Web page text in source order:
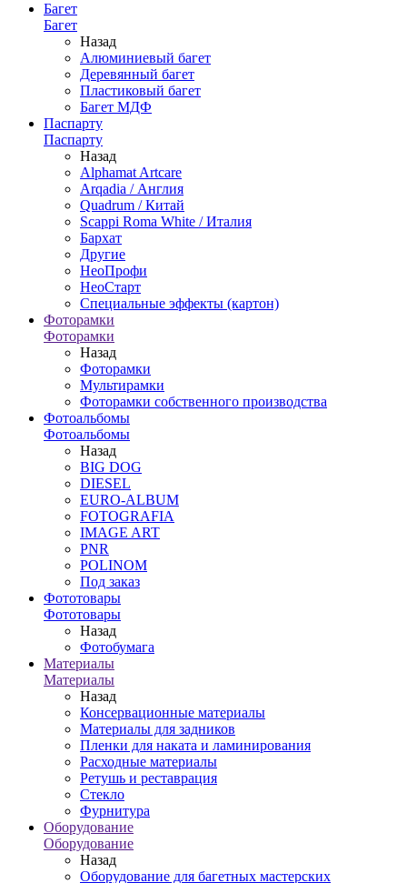
Багет
Багет
Назад
Алюминиевый багет
Деревянный багет
Пластиковый багет
Багет МДФ
Паспарту
Паспарту
Назад
Alphamat Artcare
Arqadia / Англия
Quadrum / Китай
Scappi Roma White / Италия
Бархат
Другие
НеоПрофи
НеоСтарт
Специальные эффекты (картон)
Фоторамки
Фоторамки
Назад
Фоторамки
Мультирамки
Фоторамки собственного производства
Фотоальбомы
Фотоальбомы
Назад
BIG DOG
DIESEL
EURO-ALBUM
FOTOGRAFIA
IMAGE ART
PNR
POLINOM
Под заказ
Фототовары
Фототовары
Назад
Фотобумага
Материалы
Материалы
Назад
Консервационные материалы
Материалы для задников
Пленки для наката и ламинирования
Расходные материалы
Ретушь и реставрация
Стекло
Фурнитура
Оборудование
Оборудование
Назад
Оборудование для багетных мастерских